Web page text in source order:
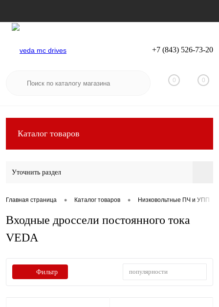
Вход Регистрация
+7 (843) 526-73-20
0 0
Каталог товаров
Уточнить раздел
Главная страница • Каталог товаров • Низковольтные ПЧ и УПП
Входные дроссели постоянного тока
VEDA
Фильтр популярности